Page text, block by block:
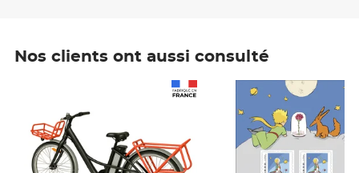
Nos clients ont aussi consulté
Prix 7,50€